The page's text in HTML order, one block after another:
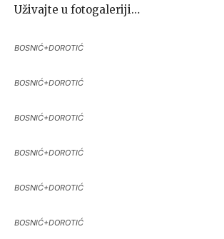
Uživajte u fotogaleriji…
BOSNIĆ+DOROTIĆ
BOSNIĆ+DOROTIĆ
BOSNIĆ+DOROTIĆ
BOSNIĆ+DOROTIĆ
BOSNIĆ+DOROTIĆ
BOSNIĆ+DOROTIĆ